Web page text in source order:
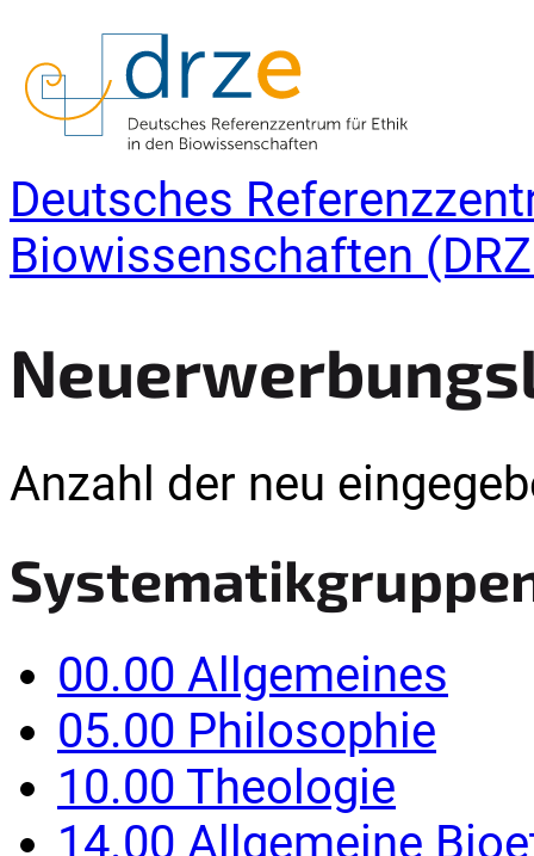
Deutsches
Biowissenschaften
Anzahl der neu
00.00 Allgemeines
05.00 Philosophie
10.00 Theologie
14.00 Allgemeine